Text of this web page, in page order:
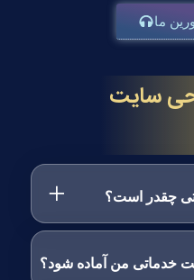
ما
سایت
چقدر است؟
خدماتی من آماده شود؟